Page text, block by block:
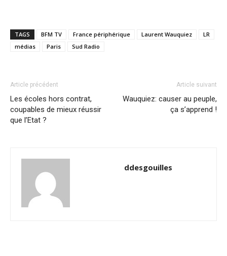
TAGS BFM TV France périphérique Laurent Wauquiez
LR
médias
Paris Sud Radio
Article précédent
Les écoles hors contrat,
coupables de mieux réussir
que l’Etat ?
Article suivant
Wauquiez: causer au peuple,
ça s’apprend !
ddesgouilles